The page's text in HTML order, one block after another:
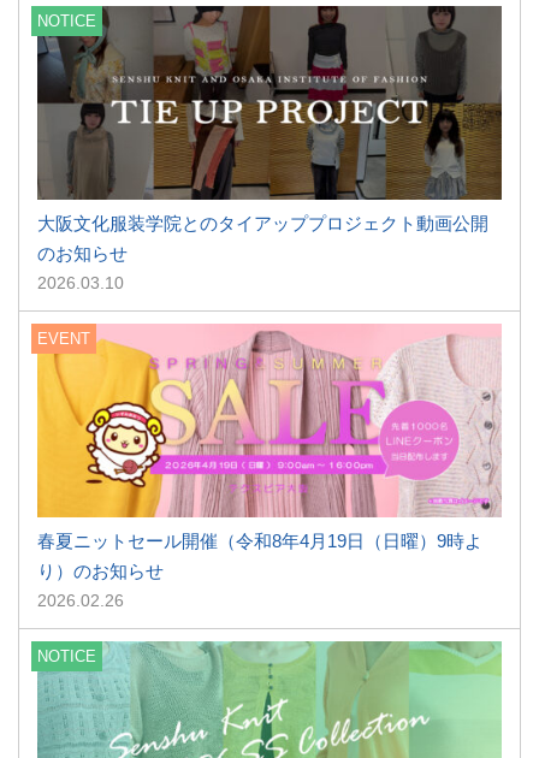
NOTICE
大阪文化服装学院とのタイアッププロジェクト動画公開
のお知らせ
2026.03.10
EVENT
春夏ニットセール開催（令和8年4月19日（日曜）9時よ
り）のお知らせ
2026.02.26
NOTICE